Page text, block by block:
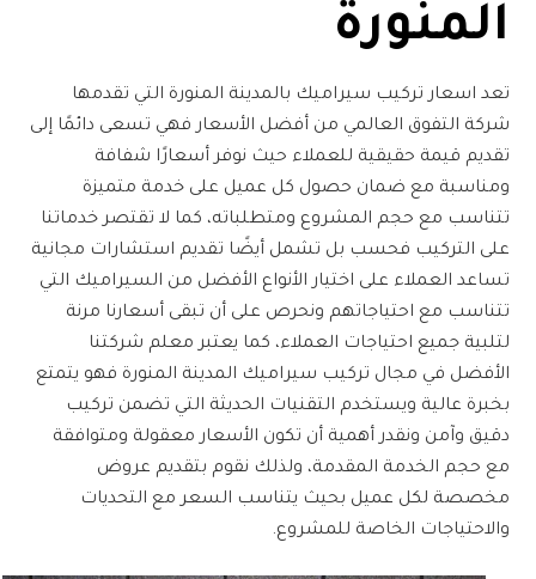
المنورة
تعد اسعار تركيب سيراميك بالمدينة المنورة التي تقدمها
شركة التفوق العالمي من أفضل الأسعار فهي تسعى دائمًا إلى
تقديم قيمة حقيقية للعملاء حيث نوفر أسعارًا شفافة
ومناسبة مع ضمان حصول كل عميل على خدمة متميزة
تتناسب مع حجم المشروع ومتطلباته، كما لا تقتصر خدماتنا
على التركيب فحسب بل تشمل أيضًا تقديم استشارات مجانية
تساعد العملاء على اختيار الأنواع الأفضل من السيراميك التي
تتناسب مع احتياجاتهم ونحرص على أن تبقى أسعارنا مرنة
لتلبية جميع احتياجات العملاء، كما يعتبر معلم شركتنا
الأفضل في مجال تركيب سيراميك المدينة المنورة فهو يتمتع
بخبرة عالية ويستخدم التقنيات الحديثة التي تضمن تركيب
دقيق وآمن ونقدر أهمية أن تكون الأسعار معقولة ومتوافقة
مع حجم الخدمة المقدمة، ولذلك نقوم بتقديم عروض
مخصصة لكل عميل بحيث يتناسب السعر مع التحديات
والاحتياجات الخاصة للمشروع.